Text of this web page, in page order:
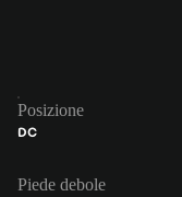
Posizione
DC
Piede debole